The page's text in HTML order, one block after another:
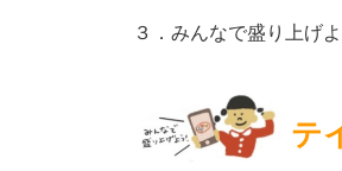
３．みんなで盛り上げ
テ